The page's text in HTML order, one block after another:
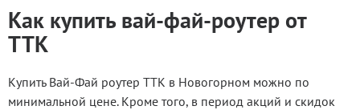
Как купить вай-фай-роутер от
ТТК
Купить Вай-Фай роутер ТТК в Новогорном можно по
минимальной цене. Кроме того, в период акций и скидок